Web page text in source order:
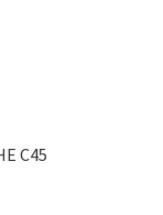
C45